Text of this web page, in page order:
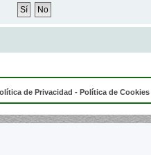
de Privacidad - Política de Cookies